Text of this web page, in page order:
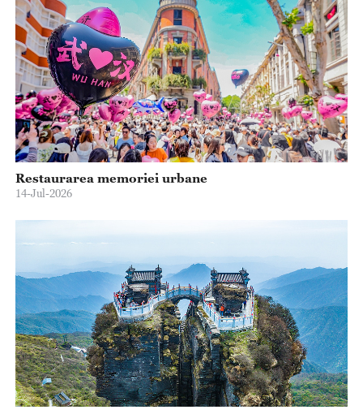
Restaurarea memoriei urbane
14-Jul-2026